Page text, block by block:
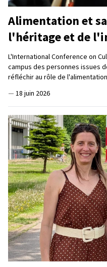
Alimentation et
l'héritage et de
L'International Conference on
campus des personnes issues
réfléchir au rôle de
— 18 juin 2026